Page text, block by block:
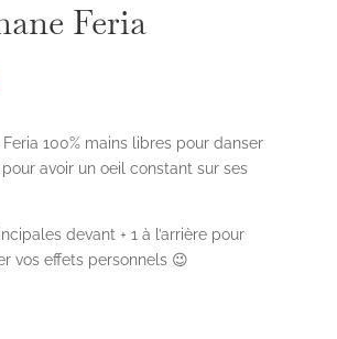
Feria
100% mains libres pour danser
avoir un oeil constant sur ses
devant + 1 à l’arrière pour
vos effets personnels 😉